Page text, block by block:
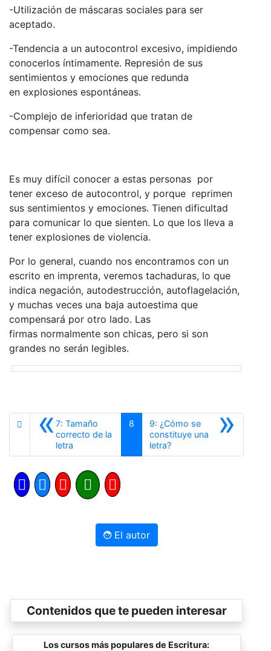
-Utilización de máscaras sociales para ser
aceptado.
-Tendencia a un autocontrol excesivo, impidiendo
conocerlos íntimamente. Represión de sus
sentimientos y emociones que redunda
en explosiones espontáneas.
-Complejo de inferioridad que tratan de
compensar como sea.
Es muy difícil conocer a estas personas por
tener exceso de autocontrol, y porque reprimen
sus sentimientos y emociones. Tienen dificultad
para comunicar lo que sienten. Lo que los lleva a
tener explosiones de violencia.
Por lo general, cuando nos encontramos con un
escrito en imprenta, veremos tachaduras, lo que
indica negación, autodestrucción, autoflagelación,
y muchas veces una baja autoestima que
compensará por otro lado. Las
firmas normalmente son chicas, pero si son
grandes no serán legibles.
«7: Tamaño
correcto de la
letra
8 »
9: ¿Cómo se
constituye una
letra?Siguiente
El autor
Contenidos que te pueden interesar
Los cursos más populares de Escritura: